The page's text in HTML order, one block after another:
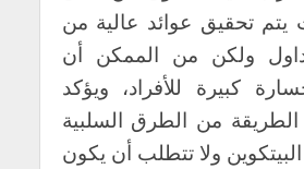
يتم تحقيق عوائد عالية من
ولكن من الممكن أن
كبيرة للأفراد، ويؤكد
من الطرق السلبية
ولا تتطلب أن يكون